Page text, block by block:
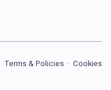
Terms & Policies · Cookies